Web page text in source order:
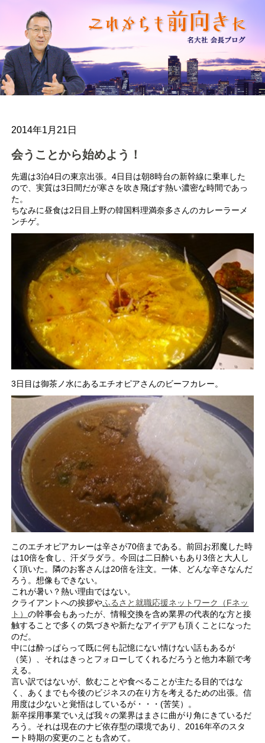
2014年1月21日
会うことから始めよう！
先週は3泊4日の東京出張。4日目は朝8時台の新幹線に乗車した
ので、実質は3日間だが寒さを吹き飛ばす熱い濃密な時間であっ
た。
ちなみに昼食は2日目上野の韓国料理満奈多さんのカレーラーメ
ンチゲ。
3日目は御茶ノ水にあるエチオピアさんのビーフカレー。
このエチオピアカレーは辛さが70倍まである。前回お邪魔した時
は10倍を食し、汗ダラダラ。今回は二日酔いもあり3倍と大人し
く頂いた。隣のお客さんは20倍を注文。一体、どんな辛さなんだ
ろう。想像もできない。
これが暑い？熱い理由ではない。
クライアントへの挨拶やふるさと就職応援ネットワーク（Fネッ
ト）の幹事会もあったが、情報交換を含め業界の代表的な方と接
触することで多くの気づきや新たなアイデアも頂くことになった
のだ。
中には酔っぱらって既に何も記憶にない情けない話もあるが
（笑）、それはきっとフォローしてくれるだろうと他力本願で考
える。
言い訳ではないが、飲むことや食べることが主たる目的ではな
く、あくまでも今後のビジネスの在り方を考えるための出張。信
用度は少ないと覚悟はしているが・・・(苦笑）。
新卒採用事業でいえば我々の業界はまさに曲がり角にきているだ
ろう。それは現在のナビ依存型の環境であり、2016年卒のスタ
ート時期の変更のことも含めて。